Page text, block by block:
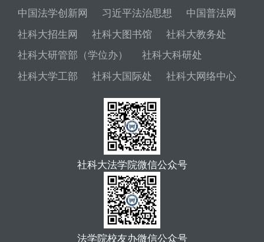
中国法学创新网
习近平法治思想
中国普法网
社科大招生网
社科大图书馆
社科大教务处
社科大研管部（学位办）
社科大科研处
社科大学工部
社科大国际处 社科大网络中心
社科大法学院微信公众号
法学院校友办微信公众号